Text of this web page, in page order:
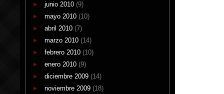
junio 2010 (9)
mayo 2010 (10)
abril 2010 (7)
marzo 2010 (14)
febrero 2010 (10)
enero 2010 (9)
diciembre 2009 (14)
noviembre 2009 (18)